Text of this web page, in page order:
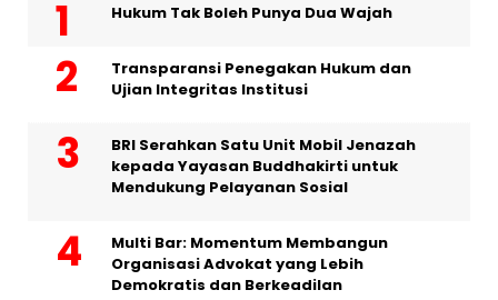
Hukum Tak Boleh Punya Dua Wajah
Transparansi Penegakan Hukum dan
Ujian Integritas Institusi
BRI Serahkan Satu Unit Mobil Jenazah
kepada Yayasan Buddhakirti untuk
Mendukung Pelayanan Sosial
Multi Bar: Momentum Membangun
Organisasi Advokat yang Lebih
Demokratis dan Berkeadilan